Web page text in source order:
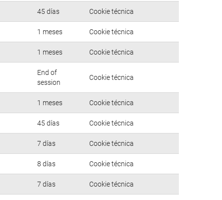
45 días Cookie técnica
1 meses Cookie técnica
1 meses Cookie técnica
End of
session
Cookie técnica
1 meses Cookie técnica
45 días Cookie técnica
7 días Cookie técnica
8 días Cookie técnica
7 días Cookie técnica